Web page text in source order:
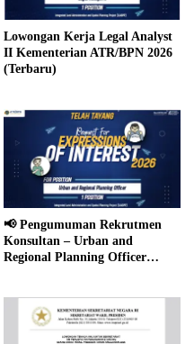
Lowongan Kerja Legal Analyst
II Kementerian ATR/BPN 2026
(Terbaru)
📢 Pengumuman Rekrutmen
Konsultan – Urban and
Regional Planning Officer